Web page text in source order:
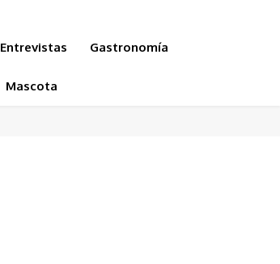
Entrevistas Gastronomía
Mascota